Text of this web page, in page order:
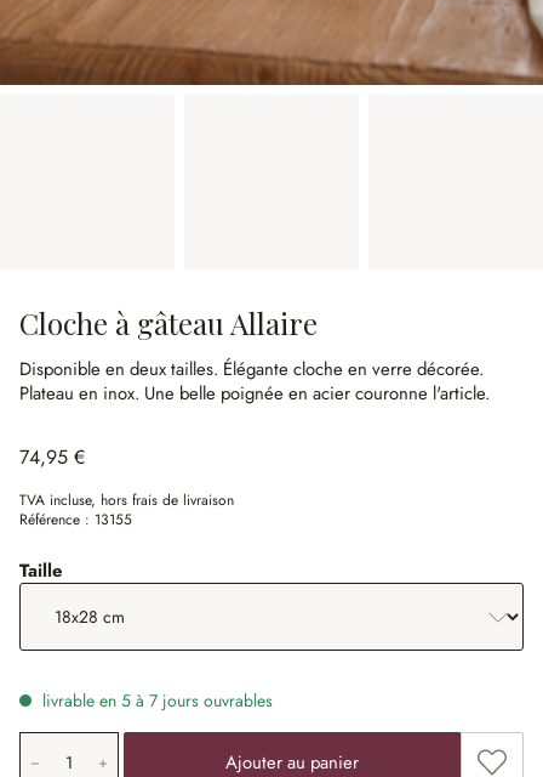
Cloche à gâteau Allaire
Disponible en deux tailles. Élégante cloche en verre décorée.
Plateau en inox. Une belle poignée en acier couronne l'article.
74,95 €
TVA incluse, hors frais de livraison
Référence : 13155
Taille
livrable en 5 à 7 jours ouvrables
Quantité de produit: saisissez la valeur souhaitée ou
Ajouter au panier